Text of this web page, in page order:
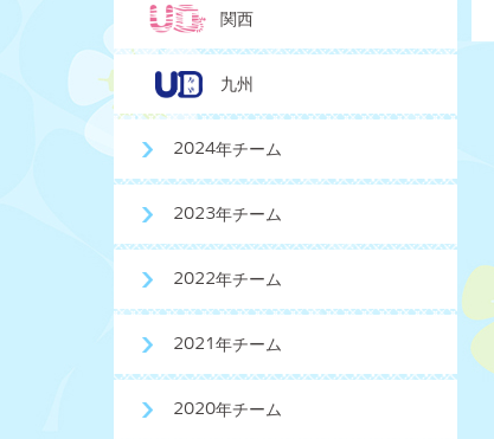
関西
九州
2024年チーム
2023年チーム
2022年チーム
2021年チーム
2020年チーム